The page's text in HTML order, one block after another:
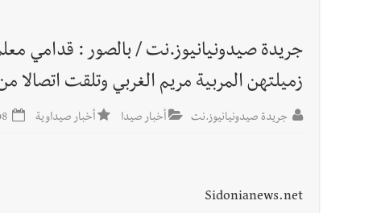
جريدة صيدونيانيوز.نت / بالصور : قدامي
زميلتهن المربية مريم الغربي وتلقت اتصالا
جريدة صيدونيانيوز.نت أخبار صيدا أخبار صيداوية
Sidonianews.net